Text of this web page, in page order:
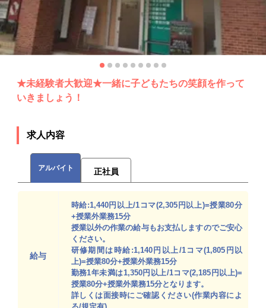
★未経験者大歓迎★一緒に子どもたちの笑顔を作って
いきましょう！
求人内容
アルバイト 正社員
給与
時給:1,440円以上/1コマ(2,305円以上)=授業80分
+授業外業務15分
授業以外の作業の給与もお支払しますのでご安心
ください。
研修期間は時給:1,140円以上/1コマ(1,805円以
上)=授業80分+授業外業務15分
勤務1年未満は1,350円以上/1コマ(2,185円以上)=
授業80分+授業外業務15分となります。
詳しくは面接時にご確認ください(作業内容によ